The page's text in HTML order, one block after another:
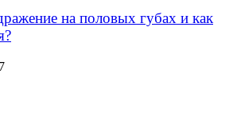
на половых губах и как